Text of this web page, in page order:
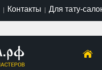
| Контакты | Для тату-